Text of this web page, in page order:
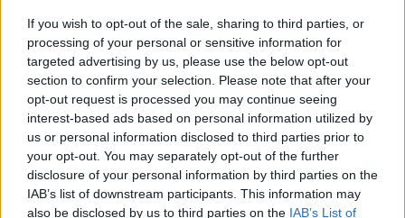
If you wish to opt-out of the sale, sharing to third parties, or
processing of your personal or sensitive information for
targeted advertising by us, please use the below opt-out
section to confirm your selection. Please note that after your
opt-out request is processed you may continue seeing
interest-based ads based on personal information utilized by
us or personal information disclosed to third parties prior to
your opt-out. You may separately opt-out of the further
disclosure of your personal information by third parties on the
IAB’s list of downstream participants. This information may
also be disclosed by us to third parties on the IAB’s List of